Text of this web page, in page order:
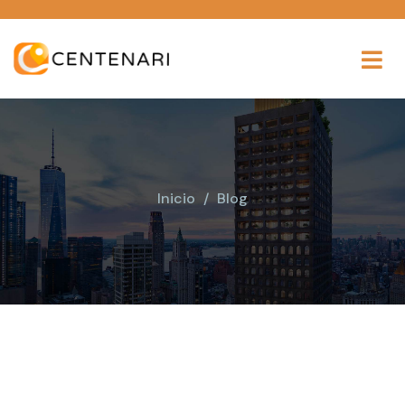
Inicio Blog